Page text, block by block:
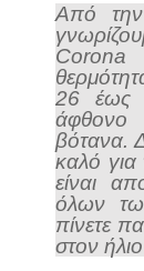
Από
Corona
26 έως
άφθονο
βότανα.
καλό
είναι
όλων
πίνετε
στον